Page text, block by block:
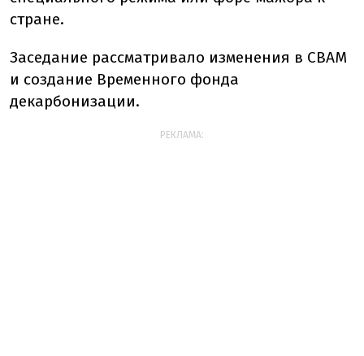
стране.
Заседание рассматривало изменения в CBAM
и создание Временного фонда
декарбонизации.
РЕКЛАМА: